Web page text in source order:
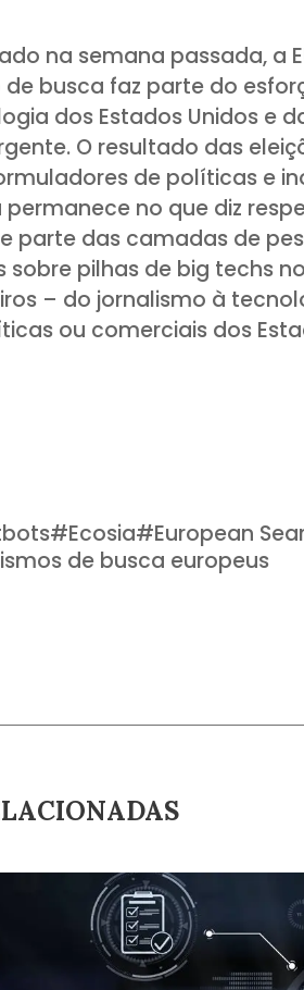
na semana passada, a
busca faz parte do
dos Estados Unidos e
O resultado das
de políticas e
no que diz
parte das camadas de
sobre pilhas de big techs
– do jornalismo à
ou comerciais dos
#Ecosia#European
de busca europeus